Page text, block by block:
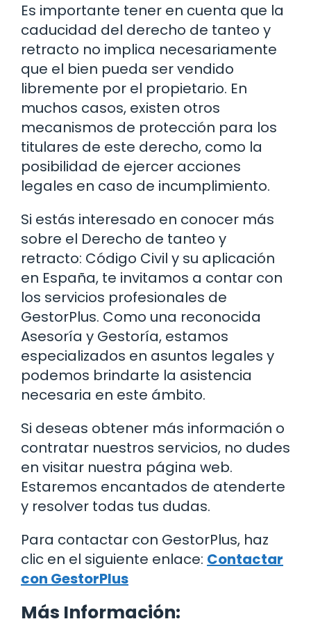
Es importante tener en cuenta que la
caducidad del derecho de tanteo y
retracto no implica necesariamente
que el bien pueda ser vendido
libremente por el propietario. En
muchos casos, existen otros
mecanismos de protección para los
titulares de este derecho, como la
posibilidad de ejercer acciones
legales en caso de incumplimiento.
Si estás interesado en conocer más
sobre el Derecho de tanteo y
retracto: Código Civil y su aplicación
en España, te invitamos a contar con
los servicios profesionales de
GestorPlus. Como una reconocida
Asesoría y Gestoría, estamos
especializados en asuntos legales y
podemos brindarte la asistencia
necesaria en este ámbito.
Si deseas obtener más información o
contratar nuestros servicios, no dudes
en visitar nuestra página web.
Estaremos encantados de atenderte
y resolver todas tus dudas.
Para contactar con GestorPlus, haz
clic en el siguiente enlace: Contactar
con GestorPlus
Más Información: